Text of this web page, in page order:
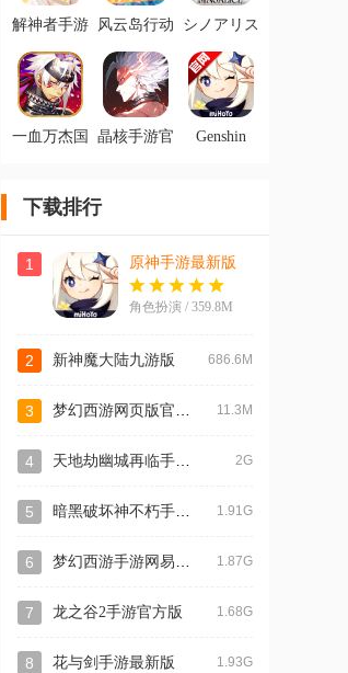
解神者手游 风云岛行动
シノアリス
bilibili版
一血万杰国
晶核手游官
Genshin
下载排行
1 原神手游最新版
角色扮演 / 359.8M
2 新神魔大陆九游版 686.6M
3 11.3M
4 2G
5 1.91G
6 1.87G
7 龙之谷2手游官方版 1.68G
8 花与剑手游最新版 1.93G